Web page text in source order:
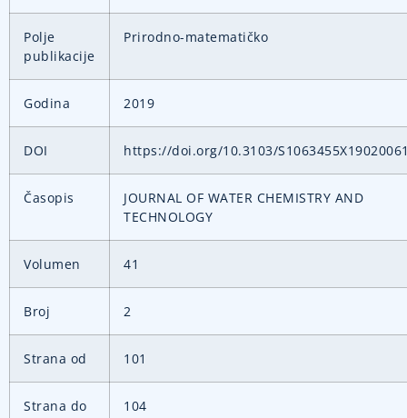
Polje
publikacije
Prirodno-matematičko
Godina 2019
DOI https://doi.org/10.3103/
Časopis
JOURNAL OF WATER CHEMISTRY AND
TECHNOLOGY
Volumen 41
Broj 2
Strana od 101
Strana do 104